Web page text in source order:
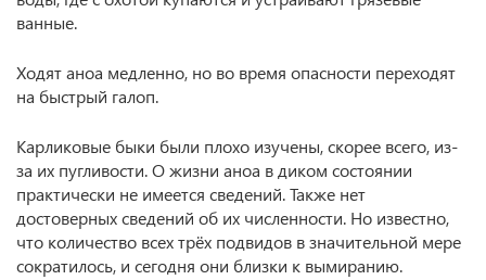
ванные.
Ходят аноа медленно, но во время опасности переходят
на быстрый галоп.
Карликовые быки были плохо изучены, скорее всего, из-
за их пугливости. О жизни аноа в диком состоянии
практически не имеется сведений. Также нет
достоверных сведений об их численности. Но известно,
что количество всех трёх подвидов в значительной мере
сократилось, и сегодня они близки к вымиранию.